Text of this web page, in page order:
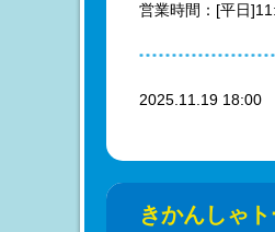
営業時間：[平日
2025.11.19
きかんしゃ